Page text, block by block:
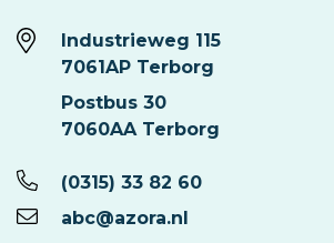
Industrieweg 115
7061AP Terborg
Postbus 30
7060AA Terborg
(0315) 33 82 60
abc@azora.nl